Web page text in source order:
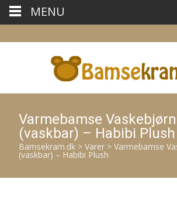
Varmebamse
(vaskbar) – Habibi Plush
Bamsekram.dk > Varer > Varmebamse
(vaskbar) – Habibi Plush
MENU